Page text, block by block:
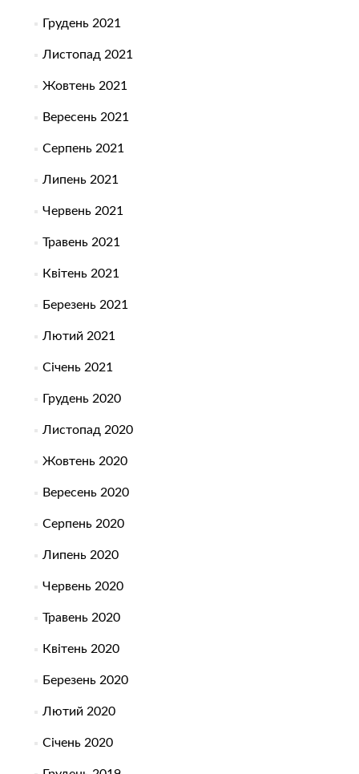
Грудень 2021
Листопад 2021
Жовтень 2021
Вересень 2021
Серпень 2021
Липень 2021
Червень 2021
Травень 2021
Квітень 2021
Березень 2021
Лютий 2021
Січень 2021
Грудень 2020
Листопад 2020
Жовтень 2020
Вересень 2020
Серпень 2020
Липень 2020
Червень 2020
Травень 2020
Квітень 2020
Березень 2020
Лютий 2020
Січень 2020